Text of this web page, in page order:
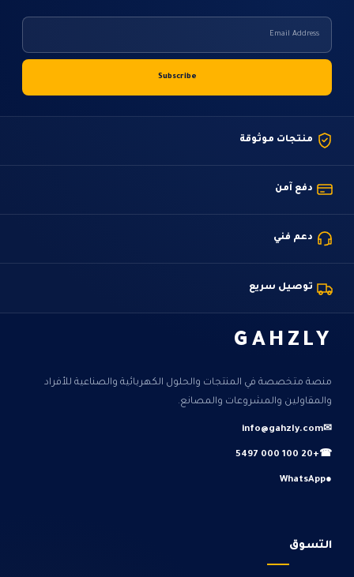
منتجات موثوقة
دفع آمن
دعم فني
توصيل سريع
GAHZLY
منصة متخصصة في المنتجات والحلول الكهربائية والصناعية للأفراد
والمقاولين والمشروعات والمصانع.
✉
info@gahzly.com
☎
+20 100 000 5497
●
WhatsApp
التسوق